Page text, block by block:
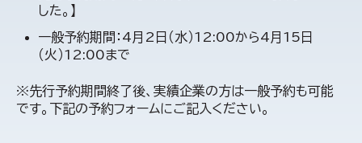
した。】
一般予約期間：4月2日（水）12:00から4月15日
（火）12:00まで
※先行予約期間終了後、実績企業の方は一般予約も可能
です。下記の予約フォームにご記入ください。